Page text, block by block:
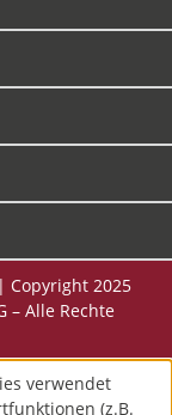
Copyright 2025
– Alle Rechte
verwendet
(z.B.